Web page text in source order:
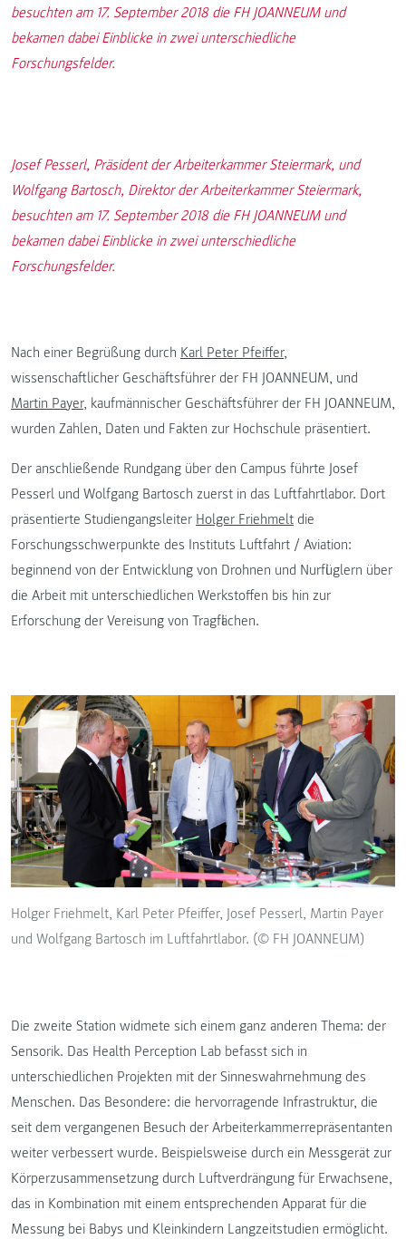
besuchten am 17. September 2018 die FH JOANNEUM und
bekamen dabei Einblicke in zwei unterschiedliche
Forschungsfelder.
Josef Pesserl, Präsident der Arbeiterkammer Steiermark, und
Wolfgang Bartosch, Direktor der Arbeiterkammer Steiermark,
besuchten am 17. September 2018 die FH JOANNEUM und
bekamen dabei Einblicke in zwei unterschiedliche
Forschungsfelder.
Nach einer Begrüßung durch Karl Peter Pfeiffer,
wissenschaftlicher Geschäftsführer der FH JOANNEUM, und
Martin Payer, kaufmännischer Geschäftsführer der FH JOANNEUM,
wurden Zahlen, Daten und Fakten zur Hochschule präsentiert.
Der anschließende Rundgang über den Campus führte Josef
Pesserl und Wolfgang Bartosch zuerst in das Luftfahrtlabor. Dort
präsentierte Studiengangsleiter Holger Friehmelt die
Forschungsschwerpunkte des Instituts Luftfahrt / Aviation:
beginnend von der Entwicklung von Drohnen und Nurflüglern über
die Arbeit mit unterschiedlichen Werkstoffen bis hin zur
Erforschung der Vereisung von Tragflächen.
Holger Friehmelt, Karl Peter Pfeiffer, Josef Pesserl, Martin Payer
und Wolfgang Bartosch im Luftfahrtlabor. (© FH JOANNEUM)
Die zweite Station widmete sich einem ganz anderen Thema: der
Sensorik. Das Health Perception Lab befasst sich in
unterschiedlichen Projekten mit der Sinneswahrnehmung des
Menschen. Das Besondere: die hervorragende Infrastruktur, die
seit dem vergangenen Besuch der Arbeiterkammerrepräsentanten
weiter verbessert wurde. Beispielsweise durch ein Messgerät zur
Körperzusammensetzung durch Luftverdrängung für Erwachsene,
das in Kombination mit einem entsprechenden Apparat für die
Messung bei Babys und Kleinkindern Langzeitstudien ermöglicht.